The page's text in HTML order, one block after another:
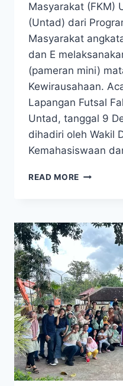
Masyarakat (FKM)
(Untad) dari
Masyarakat
dan E
(pameran mini)
Kewirausahaan.
Lapangan Futsal
Untad, tanggal 9
dihadiri oleh Wakil
Kemahasiswaan
READ MORE
MINI
EXPO
MATA
KULIAH